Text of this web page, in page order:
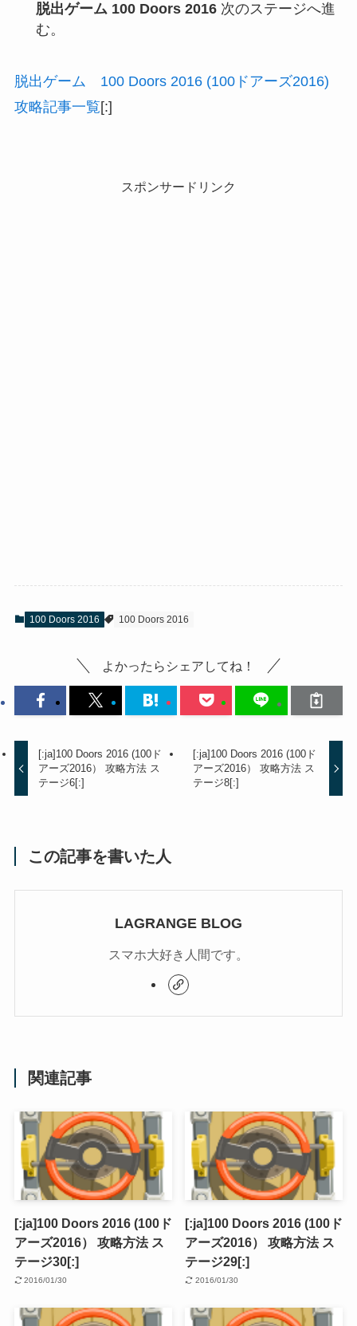
脱出ゲーム 100 Doors 2016 次のステージへ進
む。
脱出ゲーム 100 Doors 2016 (100ドアーズ2016)
攻略記事一覧[:]
スポンサードリンク
100 Doors 2016 100 Doors 2016
よかったらシェアしてね！
[:ja]100 Doors 2016 (100ド
アーズ2016） 攻略方法 ス
テージ6[:]
[:ja]100 Doors 2016 (100ド
アーズ2016） 攻略方法 ス
テージ8[:]
この記事を書いた人
LAGRANGE BLOG
スマホ大好き人間です。
関連記事
[:ja]100 Doors 2016 (100ド
アーズ2016） 攻略方法 ス
テージ30[:]
2016/01/30
[:ja]100 Doors 2016 (100ド
アーズ2016） 攻略方法 ス
テージ29[:]
2016/01/30